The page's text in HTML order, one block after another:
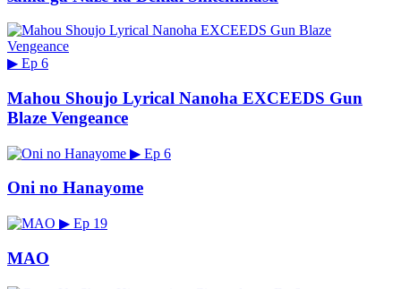
▶ Ep 6
Mahou Shoujo Lyrical Nanoha EXCEEDS Gun
Blaze Vengeance
▶ Ep 6
Oni no Hanayome
▶ Ep 19
MAO